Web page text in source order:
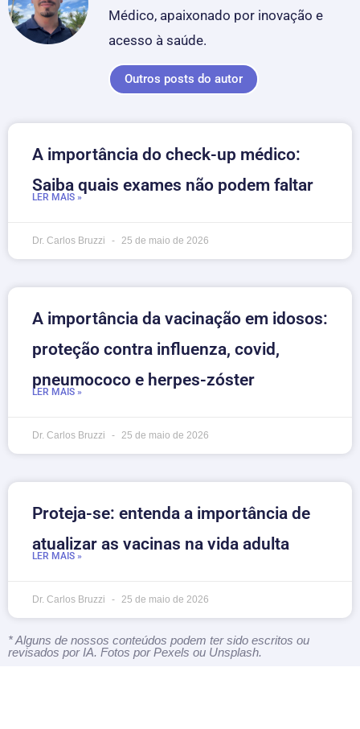
Médico, apaixonado por inovação e
acesso à saúde.
Outros posts do autor
A importância do check-up médico:
Saiba quais exames não podem faltar
LER MAIS »
Dr. Carlos Bruzzi 25 de maio de 2026
A importância da vacinação em idosos:
proteção contra influenza, covid,
pneumococo e herpes-zóster
LER MAIS »
Dr. Carlos Bruzzi 25 de maio de 2026
Proteja-se: entenda a importância de
atualizar as vacinas na vida adulta
LER MAIS »
Dr. Carlos Bruzzi 25 de maio de 2026
* Alguns de nossos conteúdos podem ter sido escritos ou
revisados por IA. Fotos por Pexels ou Unsplash.